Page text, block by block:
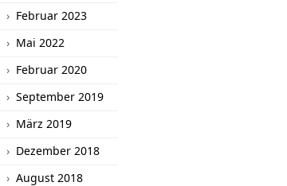
Februar 2023
Mai 2022
Februar 2020
September 2019
März 2019
Dezember 2018
August 2018